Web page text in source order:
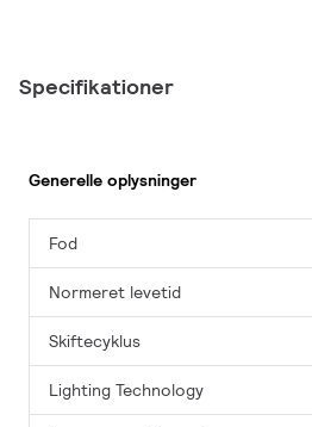
Specifikationer
Generelle oplysninger
Fod
Normeret levetid
Skiftecyklus
Lighting Technology